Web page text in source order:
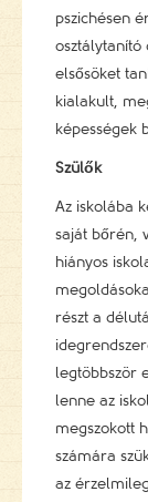
pszichésen
osztálytanító
elsősöket
kialakult,
képességek
Szülők
Az iskolába
saját bőrén,
hiányos
részt a
legtöbbször
lenne az
megszokott
számára
az